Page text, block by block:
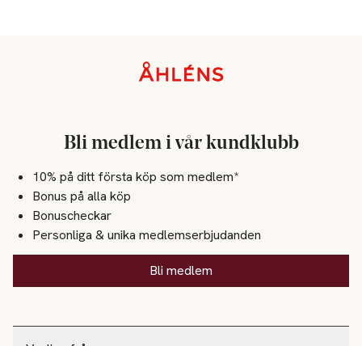
Bli medlem i vår kundklubb
10% på ditt första köp som medlem*
Bonus på alla köp
Bonuscheckar
Personliga & unika medlemserbjudanden
Bli medlem